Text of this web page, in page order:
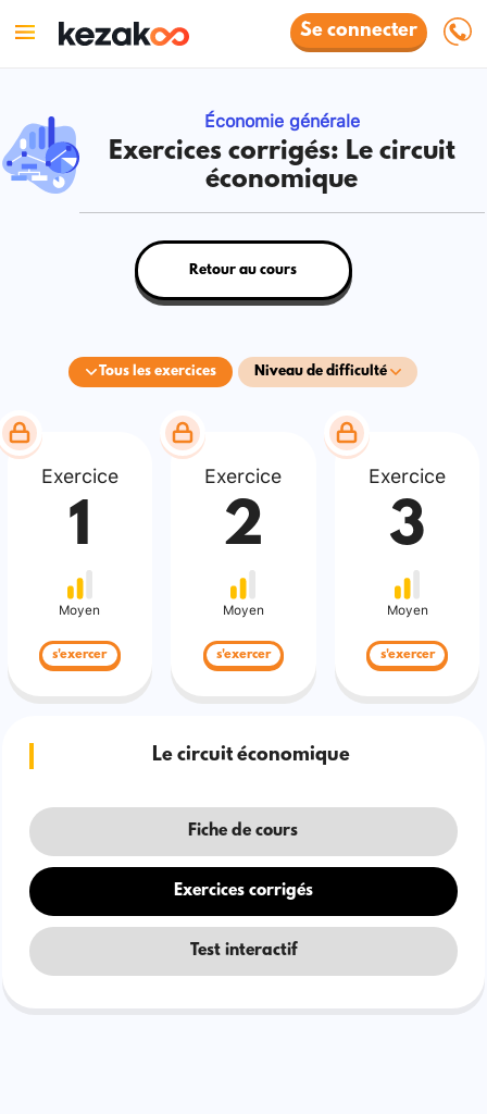
Se connecter
Économie générale
Exercices corrigés: Le circuit
économique
Tous les exercices Niveau de difficulté
Retour au cours
Exercice
1
Moyen
s'exercer
Exercice
2
Moyen
s'exercer
Exercice
3
Moyen
s'exercer
Le circuit économique
Fiche de cours
Exercices corrigés
Test interactif